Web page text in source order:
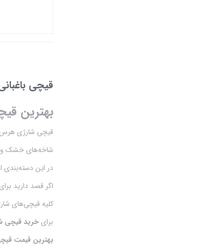
قیچی
بهترین
قیچی شارژی هرس
شاخه‌های خشک و
در این دسته‌بندی
اگر قصد دارید
کلیه قیچی‌های
برایخرید قیچی
بهترین قیمت